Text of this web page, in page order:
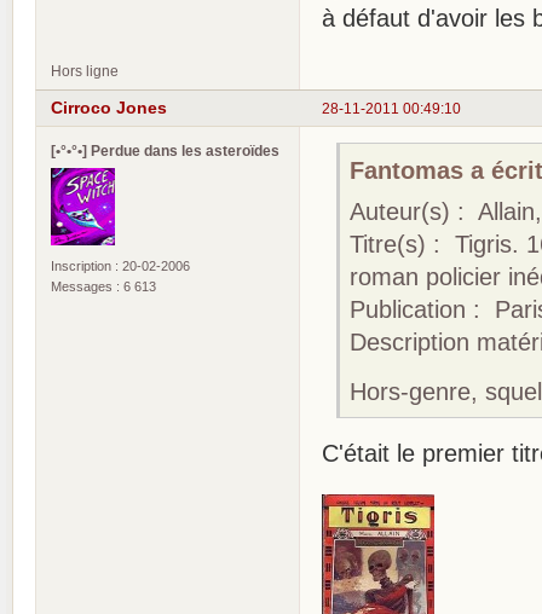
à défaut d'avoir les
Hors ligne
28-11-2011 00:49:10
Cirroco Jones
[•°•°•] Perdue dans les asteroïdes
Inscription : 20-02-2006
Messages : 6 613
Fantomas a
Auteur(s) :
Titre(s) : Tigris.
roman policier
Publication :
Description
Hors-genre,
C'était le premier